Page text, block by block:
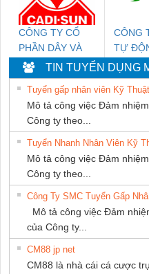
CÔNG TY CỔ
PHẦN DÂY VÀ
CÁP ĐIỆN
THƯỢNG ĐÌNH
CÔNG
TỰ
HƯNG
TIN TUYỂN DỤNG
Tuyển gấp nhân viên Kỹ
Mô tả công việc Đảm
Công ty theo...
Tuyển Nhanh Nhân Viên Kỹ
Mô tả công việc Đảm
Công ty theo...
Công Ty SMC Tuyển Gấp
Mô tả công việc Đảm
của Công ty...
CM88 jp net
CM88 là nhà cái cá cược